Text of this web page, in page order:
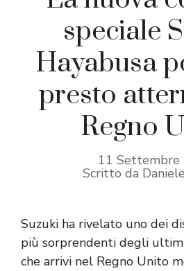
speciale
Hayabusa
presto
Regno
11 Settembre
Scritto da
Suzuki ha rivelato uno dei
più sorprendenti degli
che arrivi nel Regno Unito